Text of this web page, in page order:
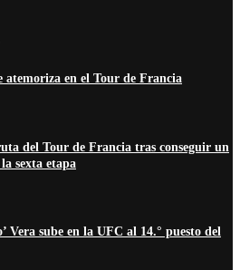
atemoriza en el Tour de Francia
del Tour de Francia tras conseguir un
sexta etapa
Vera sube en la UFC al 14.° puesto del